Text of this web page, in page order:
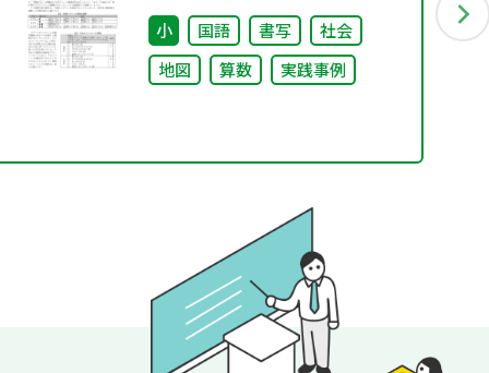
小 国語 書写
社会
地図
算数 実践事例